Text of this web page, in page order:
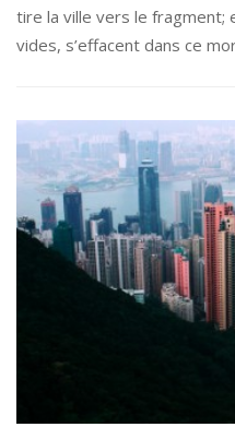
tire la ville vers le fragment;
vides, s’effacent dans ce